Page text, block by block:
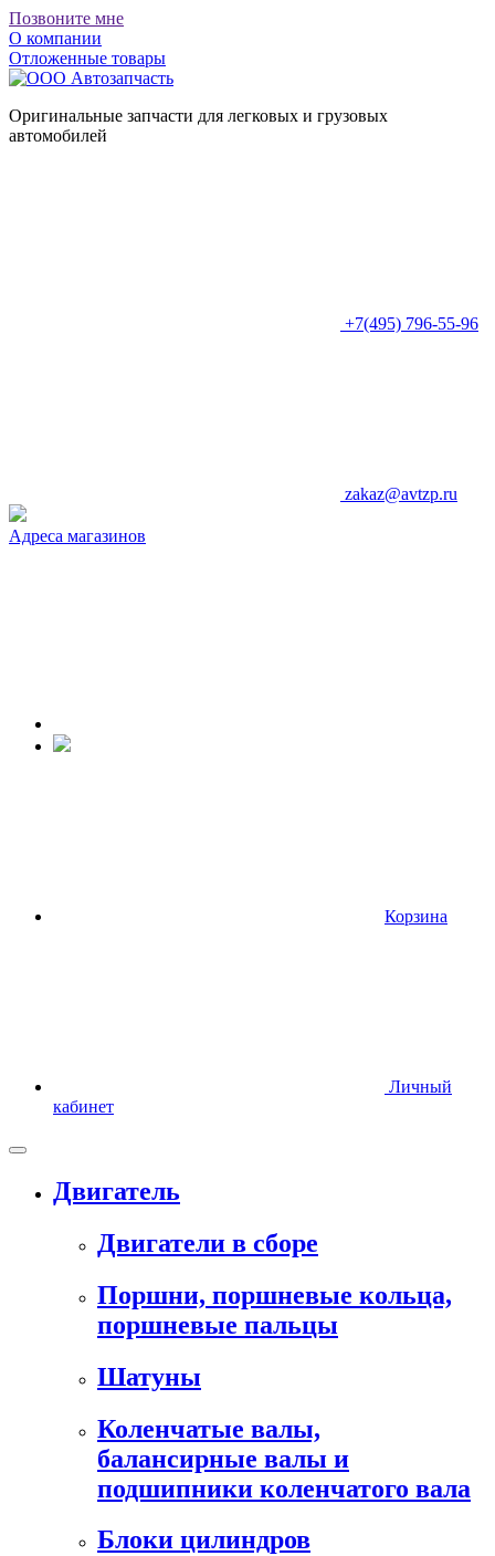
Позвоните мне
О компании
Отложенные товары
Оригинальные запчасти для легковых и грузовых
автомобилей
+7(495) 796-55-96
zakaz@avtzp.ru
Адреса магазинов
Корзина
Личный
кабинет
Двигатель
Двигатели в сборе
Поршни, поршневые кольца,
поршневые пальцы
Шатуны
Коленчатые валы,
балансирные валы и
подшипники коленчатого вала
Блоки цилиндров